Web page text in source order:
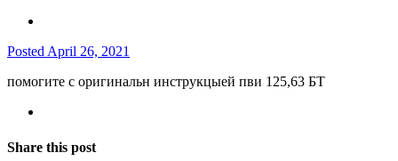
Posted April 26, 2021
помогите с оригинальн инструкцыей пви 125,63 БТ
Share this post